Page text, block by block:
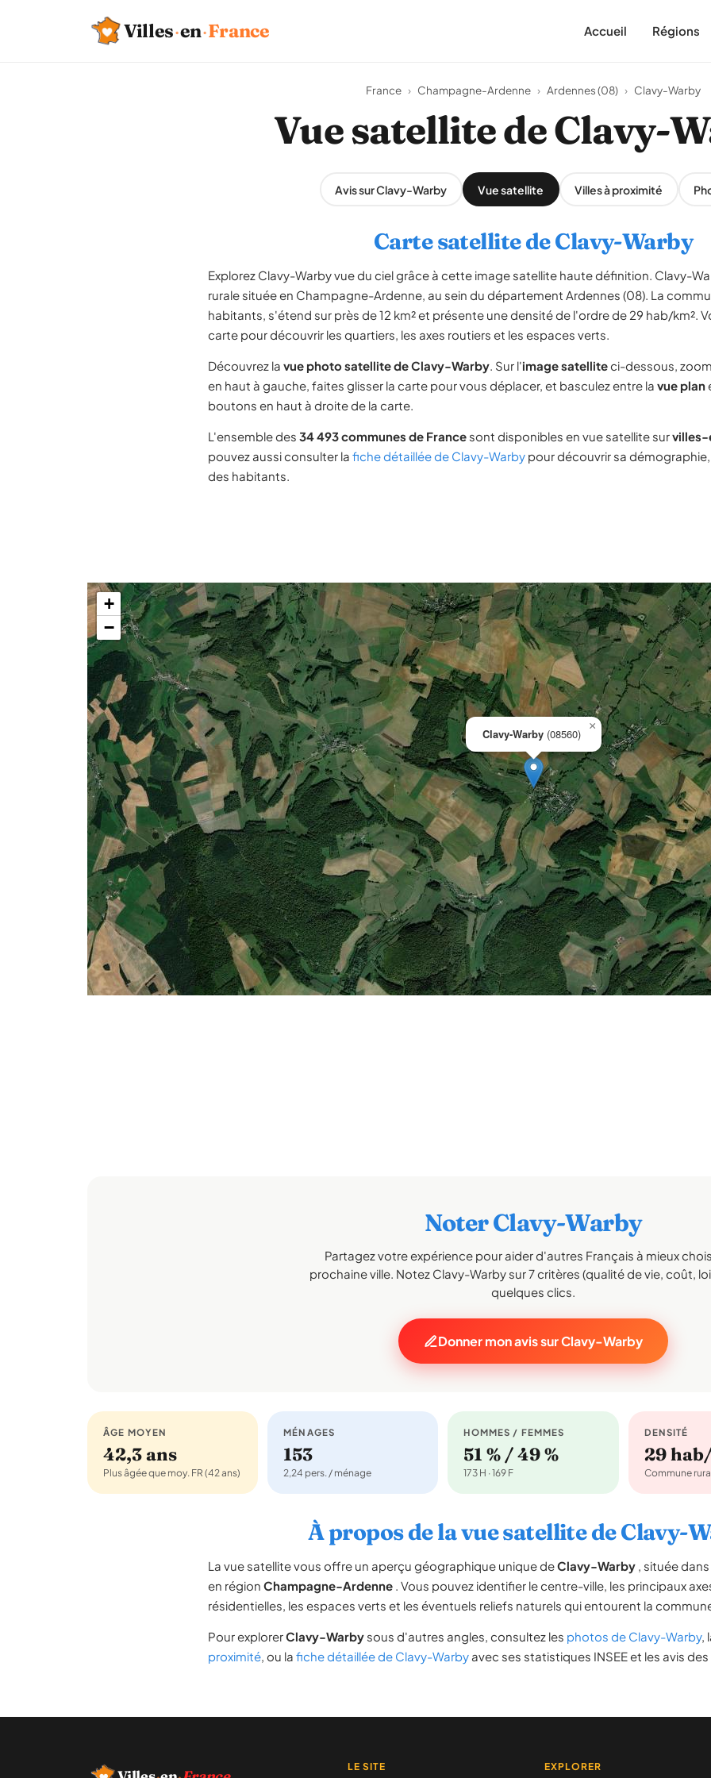
Villes·en·France Accueil Régions
France › Champagne-Ardenne › Ardennes (08) › Clavy-Warby
Vue satellite de Clavy-
Avis sur Clavy-Warby Vue satellite Villes à proximité
Carte satellite de Clavy-Warby
Explorez Clavy-Warby vue du ciel grâce à cette image satellite haute définition. Clavy-
rurale située en Champagne-Ardenne, au sein du département Ardennes (08). La
habitants, s'étend sur près de 12 km² et présente une densité de l'ordre de 29 hab/km².
carte pour découvrir les quartiers, les axes routiers et les espaces verts.
Découvrez la vue photo satellite de Clavy-Warby. Sur l'image satelliteci-dessous,
en haut à gauche, faites glisser la carte pour vous déplacer, et basculez entre la vue plan
boutons en haut à droite de la carte.
L'ensemble des 34 493 communes de France sont disponibles en vue satellite sur
pouvez aussi consulter la fiche détaillée de Clavy-Warby pour découvrir sa
des habitants.
Clavy-Warby (08560)
×
+
−
Noter Clavy-Warby
Partagez votre expérience pour aider d'autres Français à mieux
prochaine ville. Notez Clavy-Warby sur 7 critères (qualité de vie, coût,
quelques clics.
Donner mon avis sur Clavy-Warby
ÂGE MOYEN
42,3 ans
Plus âgée que moy. FR (42 ans)
MÉNAGES
153
2,24 pers. / ménage
HOMMES / FEMMES
51 % / 49 %
173 H · 169 F
DENSITÉ
29
Commune
À propos de la vue satellite de Clavy-
La vue satellite vous offre un aperçu géographique unique deClavy-Warby , située
en région Champagne-Ardenne . Vous pouvez identifier le centre-ville, les principaux
résidentielles, les espaces verts et les éventuels reliefs naturels qui entourent la
Pour explorerClavy-Warby sous d'autres angles, consultez les photos de Clavy-Warby,
proximité, ou la fiche détaillée de Clavy-Warby avec ses statistiques INSEE et les avis
LE SITE EXPLORER